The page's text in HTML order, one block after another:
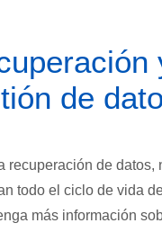
de
recuperación de datos,
todo el ciclo de vida
más información